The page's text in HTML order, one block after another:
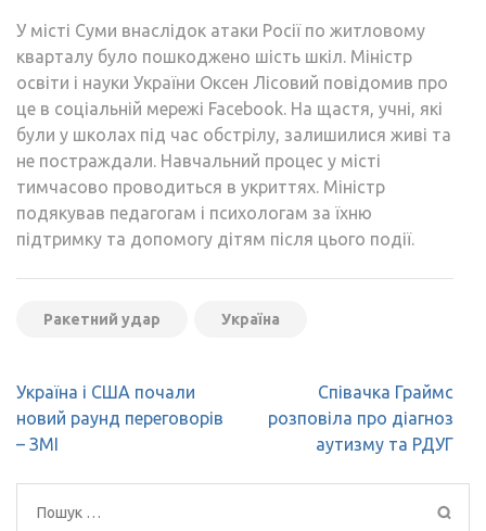
У місті Суми внаслідок атаки Росії по житловому
кварталу було пошкоджено шість шкіл. Міністр
освіти і науки України Оксен Лісовий повідомив про
це в соціальній мережі Facebook. На щастя, учні, які
були у школах під час обстрілу, залишилися живі та
не постраждали. Навчальний процес у місті
тимчасово проводиться в укриттях. Міністр
подякував педагогам і психологам за їхню
підтримку та допомогу дітям після цього події.
Ракетний удар Україна
Навігація
записів
Україна і США почали
новий раунд переговорів
– ЗМІ
Співачка Граймс
розповіла про діагноз
аутизму та РДУГ
Пошук: